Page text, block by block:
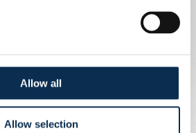
Allow all
Allow selection